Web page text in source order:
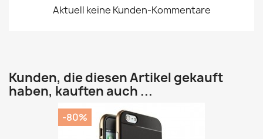
Aktuell keine Kunden-Kommentare
Kunden, die diesen Artikel gekauft
haben, kauften auch ...
-80%